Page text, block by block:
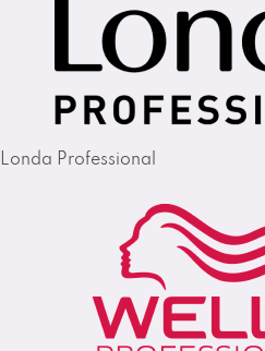
Londa Professional